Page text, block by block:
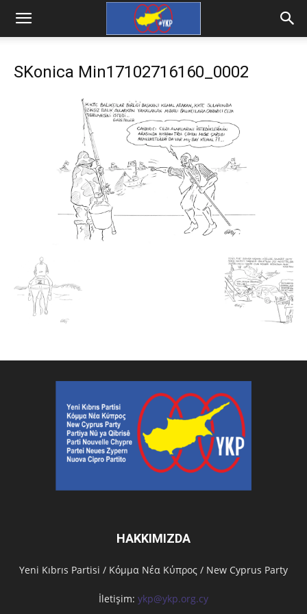
SKonica Min17102716160_0002
HAKKIMIZDA
Υeni Kıbrıs Partisi / Κόμμα Νέα Κύπρος / New Cyprus Party
İletişim: ykp@ykp.org.cy